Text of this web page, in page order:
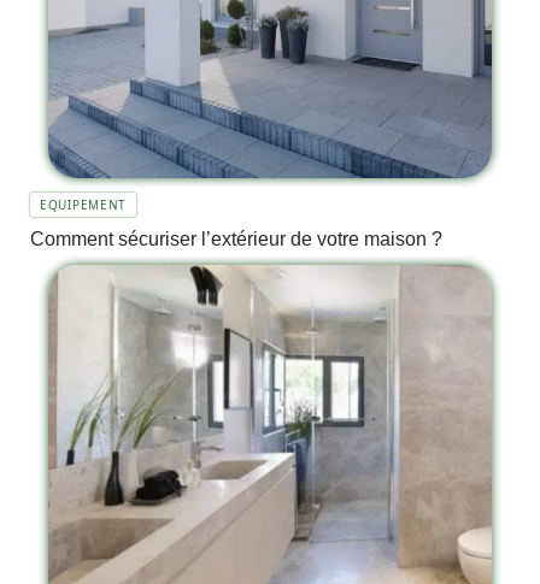
EQUIPEMENT
Comment sécuriser l’extérieur de votre maison ?